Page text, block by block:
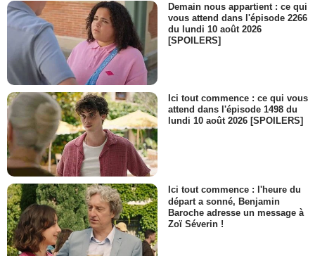
Demain nous appartient : ce qui
vous attend dans l'épisode 2266
du lundi 10 août 2026
[SPOILERS]
Ici tout commence : ce qui vous
attend dans l'épisode 1498 du
lundi 10 août 2026 [SPOILERS]
Ici tout commence : l'heure du
départ a sonné, Benjamin
Baroche adresse un message à
Zoï Séverin !